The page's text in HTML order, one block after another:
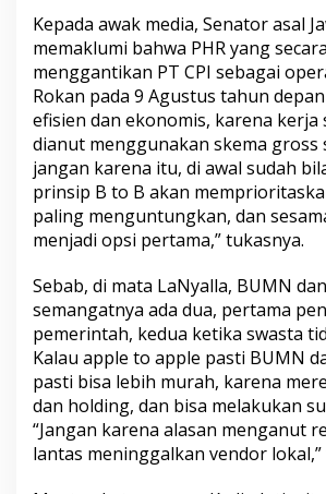
i
t
r
S
e
s
a
m
a
B
U
N
Kepada awak media, Senator asal
memaklumi bahwa PHR yang
menggantikan PT CPI sebagai
Rokan pada 9 Agustus tahun
efisien dan ekonomis, karena kerja
dianut menggunakan skema gross
jangan karena itu, di awal sudah
prinsip B to B akan
paling menguntungkan, dan
menjadi opsi pertama,” tukasnya.
Sebab, di mata LaNyalla, BUMN
semangatnya ada dua, pertama
pemerintah, kedua ketika swasta
Kalau apple to apple pasti BUMN
pasti bisa lebih murah, karena
dan holding, dan bisa melakukan
“Jangan karena alasan menganut
lantas meninggalkan vendor lokal,”